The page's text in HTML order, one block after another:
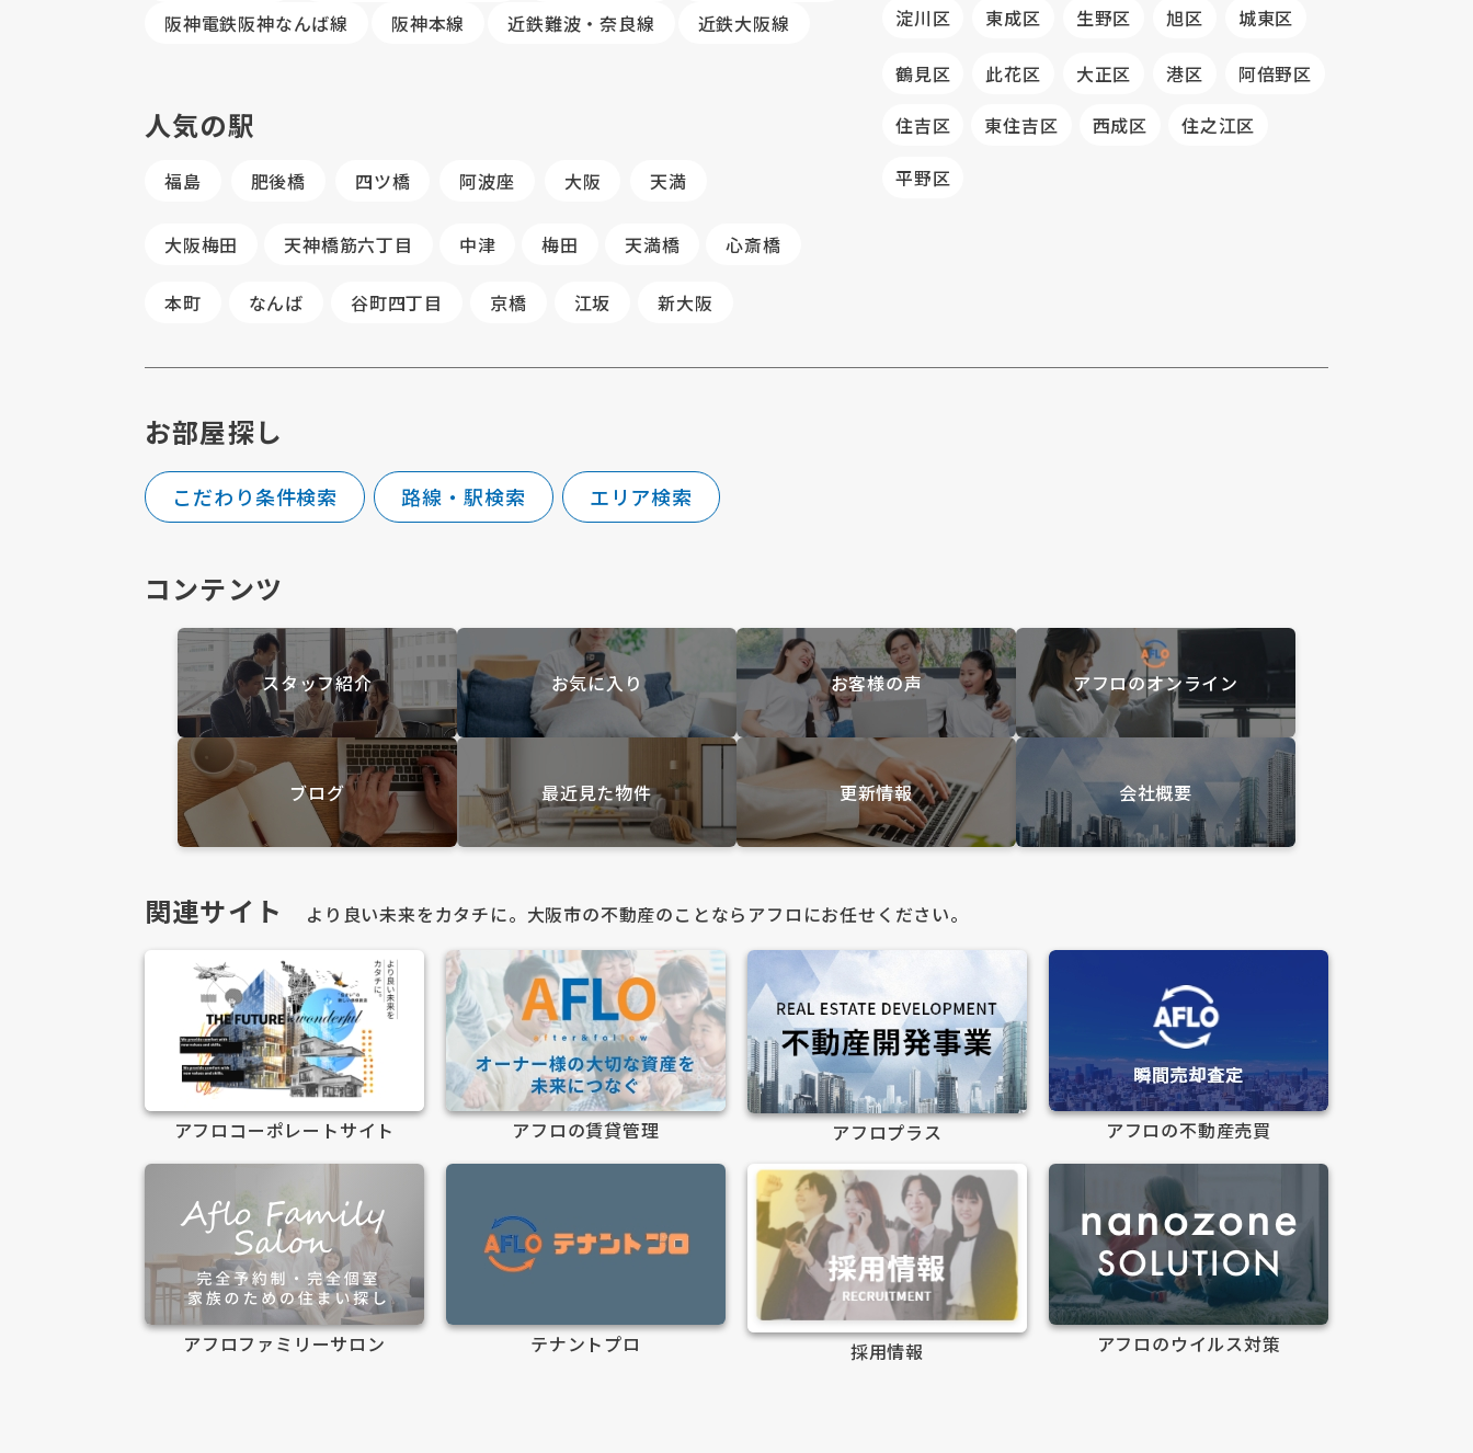
阪神電鉄阪神なんば線
阪神本線 近鉄難波・奈良線 近鉄大阪線
人気の駅
福島 肥後橋 四ツ橋 阿波座 大阪 天満
大阪梅田 天神橋筋六丁目 中津 梅田 天満橋 心斎橋
本町 なんば 谷町四丁目 京橋 江坂 新大阪
淀川区 東成区 生野区 旭区 城東区
鶴見区 此花区 大正区 港区
阿倍野区
住吉区
東住吉区 西成区
住之江区
平野区
お部屋探し
こだわり条件検索 路線・駅検索 エリア検索
コンテンツ
スタッフ紹介 お気に入り お客様の声 アフロのオンライン
ブログ 最近見た物件 更新情報 会社概要
関連サイト より良い未来をカタチに。大阪市の不動産のことならアフロにお任せください。
アフロコーポレートサイト アフロの賃貸管理 アフロプラス アフロの不動産売買
アフロファミリーサロン テナントプロ 採用情報 アフロのウイルス対策